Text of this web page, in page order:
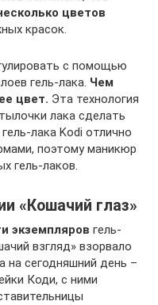
цветов
красок.
с помощью
гель-лака. Чем
цвет. Эта технология
лака сделать
лака Kodi отлично
поэтому маникюр
гель-лаков.
«Кошачий глаз»
экземпляров гель-
взгляд» взорвало
на сегодняшний день –
Коди, с ними